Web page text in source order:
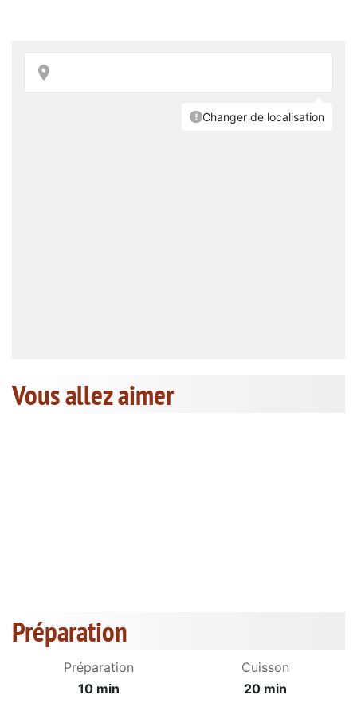
Vous allez aimer
Préparation
Préparation
10 min
Cuisson
20 min